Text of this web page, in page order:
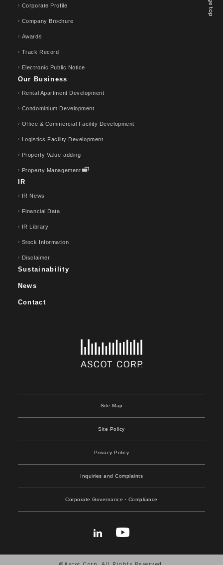
Corporate Profile
Company Brochure
Awards
Track Record
Electronic Public Notice
Our Business
Rental Apartment Development
Condominium Development
Office & Commercial Facility Development
Logistics Facility Development
Property Value-adding
Property Management
IR
IR News
Financial Data
IR Library
Stock Information
Disclaimer
Sustainability
News
Contact
Site Map
Site Policy
Privacy Policy
Inquiries and Complaints
Corporate Governance ・Compliance